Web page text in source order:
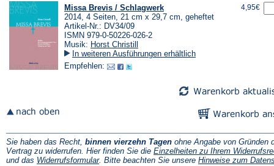
Missa Brevis / Schlagwerk
2014, 4 Seiten, 21 cm x 29,7 cm, geheftet
Artikel-Nr.: DV34/09
ISMN 979-0-50226-026-2
Musik: Horst Christill
In weiteren Ausführungen erhältlich
Empfehlen:
4,95€
Sie haben das Recht, binnen vierzehn Tagen ohne Angabe von Gründen
Vertrag zu widerrufen. Hier finden Sie die Einzelheiten zu Ihrem
und das Widerrufsformular(Öffnet
. Bitte beachten Sie unsere Hinweise zum